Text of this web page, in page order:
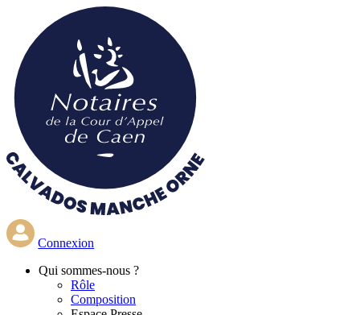
contenu
principal
Connexion
Qui sommes-nous ?
Rôle
Composition